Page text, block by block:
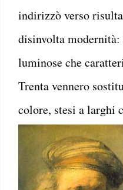
indirizzò verso
disinvolta
luminose che
Trenta vennero
colore, stesi a larghi